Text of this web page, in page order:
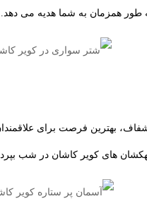
همزمان به شما هدیه می ‌دهد.
بهترین فرصت برای
های کویر کاشان در شب